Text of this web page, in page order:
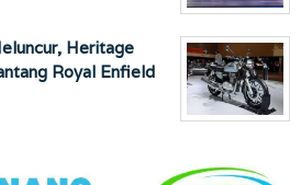
Heritage
Royal Enfield